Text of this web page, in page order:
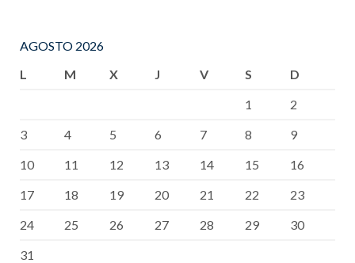
AGOSTO 2026
L
M X J V S
D
1
2
3
4 5 6 7 8
9
10
11 12 13 14 15
16
17
18 19 20 21 22
23
24
25 26 27 28 29
30
31